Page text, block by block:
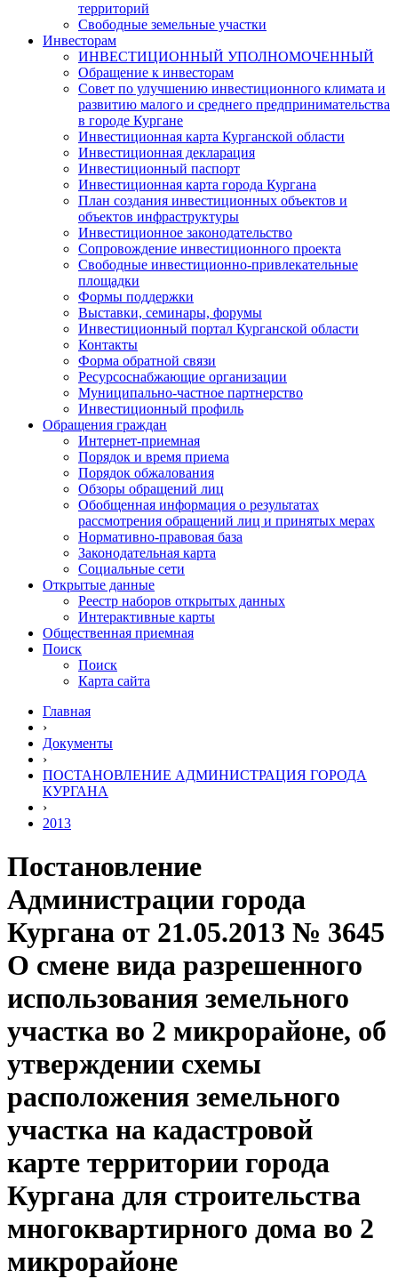
территорий
Свободные земельные участки
Инвесторам
ИНВЕСТИЦИОННЫЙ УПОЛНОМОЧЕННЫЙ
Обращение к инвесторам
Совет по улучшению инвестиционного климата и
развитию малого и среднего предпринимательства
в городе Кургане
Инвестиционная карта Курганской области
Инвестиционная декларация
Инвестиционный паспорт
Инвестиционная карта города Кургана
План создания инвестиционных объектов и
объектов инфраструктуры
Инвестиционное законодательство
Сопровождение инвестиционного проекта
Свободные инвестиционно-привлекательные
площадки
Формы поддержки
Выставки, семинары, форумы
Инвестиционный портал Курганской области
Контакты
Форма обратной связи
Ресурсоснабжающие организации
Муниципально-частное партнерство
Инвестиционный профиль
Обращения граждан
Интернет-приемная
Порядок и время приема
Порядок обжалования
Обзоры обращений лиц
Обобщенная информация о результатах
рассмотрения обращений лиц и принятых мерах
Нормативно-правовая база
Законодательная карта
Социальные сети
Открытые данные
Реестр наборов открытых данных
Интерактивные карты
Общественная приемная
Поиск
Поиск
Карта сайта
Главная
›
Документы
›
ПОСТАНОВЛЕНИЕ АДМИНИСТРАЦИЯ ГОРОДА
КУРГАНА
›
2013
Постановление
Администрации города
Кургана от 21.05.2013 № 3645
О смене вида разрешенного
использования земельного
участка во 2 микрорайоне, об
утверждении схемы
расположения земельного
участка на кадастровой
карте территории города
Кургана для строительства
многоквартирного дома во 2
микрорайоне